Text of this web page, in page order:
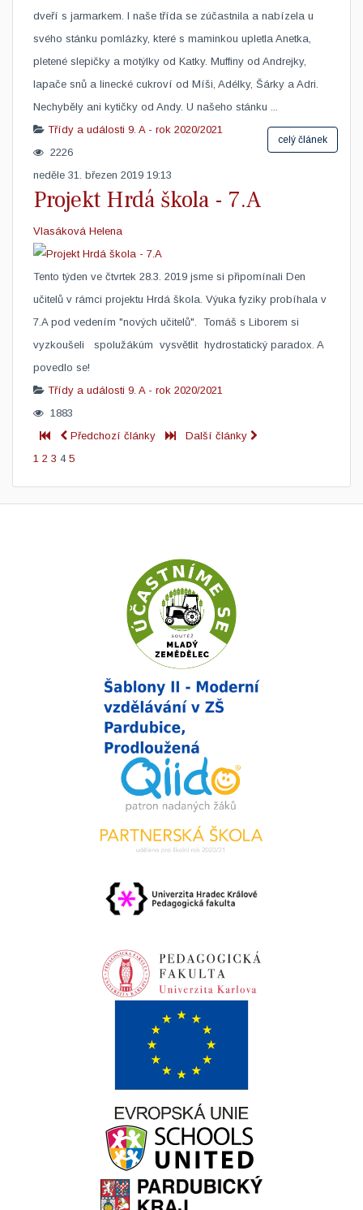
dveří s jarmarkem. I naše třída se zúčastnila a nabízela u
svého stánku pomlázky, které s maminkou upletla Anetka,
pletené slepičky a motýlky od Katky. Muffiny od Andrejky,
lapače snů a linecké cukroví od Míši, Adélky, Šárky a Adri.
Nechyběly ani kytičky od Andy. U našeho stánku ...
celý článek
Třídy a události 9. A - rok 2020/2021
2226
neděle 31. březen 2019 19:13
Projekt Hrdá škola - 7.A
Vlasáková Helena
​Tento týden ve čtvrtek 28.3. 2019 jsme si připomínali Den
učitelů v rámci projektu Hrdá škola. Výuka fyziky probíhala v
7.A pod vedením "nových učitelů". Tomáš s Liborem si
vyzkoušeli spolužákúm vysvětlit hydrostatický paradox. A
povedlo se!
Třídy a události 9. A - rok 2020/2021
1883
Předchozí články
Další články
1 2 3 4 5